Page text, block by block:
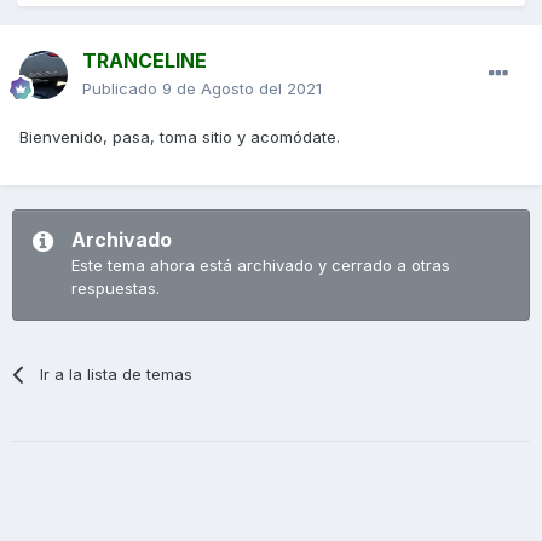
TRANCELINE
Publicado 9 de Agosto del 2021
Bienvenido, pasa, toma sitio y acomódate.
Archivado
Este tema ahora está archivado y cerrado a otras
respuestas.
Ir a la lista de temas